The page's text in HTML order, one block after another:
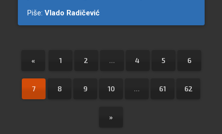
Piše: Vlado Radičević
« 1 2 ... 4 5 6
7 8 9 10 ... 61 62
»